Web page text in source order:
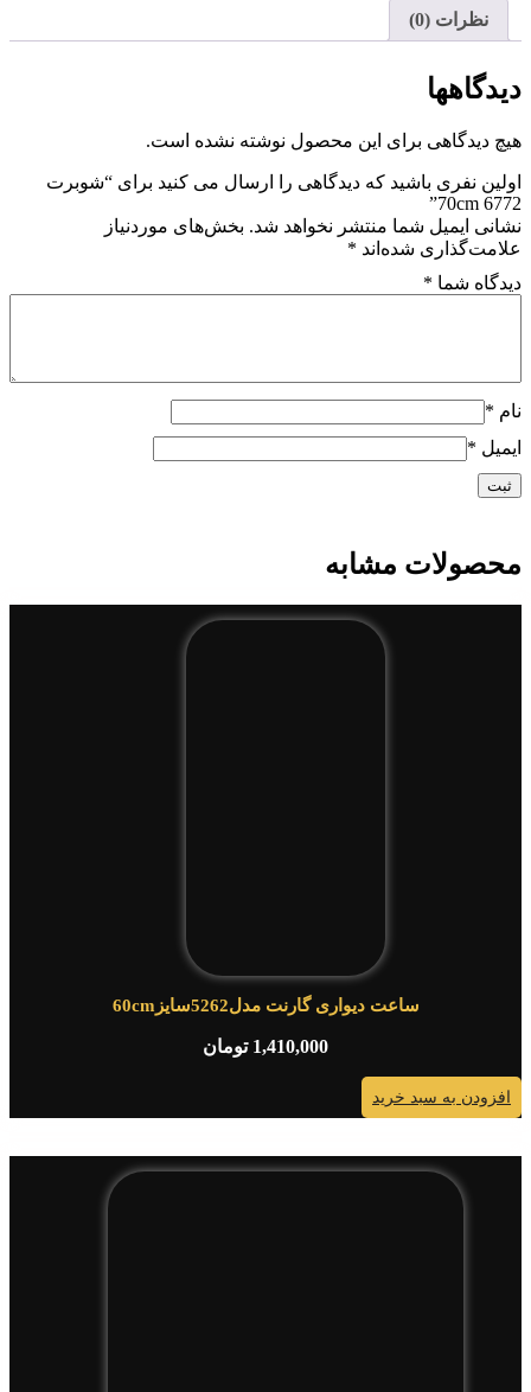
نظرات (0)
دیدگاهها
هیچ دیدگاهی برای این محصول نوشته نشده است.
اولین نفری باشید که دیدگاهی را ارسال می کنید برای “شوبرت
6772 70cm”
نشانی ایمیل شما منتشر نخواهد شد. بخش‌های موردنیاز
علامت‌گذاری شده‌اند *
دیدگاه شما *
نام *
ایمیل *
محصولات مشابه
ساعت دیواری گارنت مدل5262سایز60cm
1,410,000 تومان
افزودن به سبد خرید